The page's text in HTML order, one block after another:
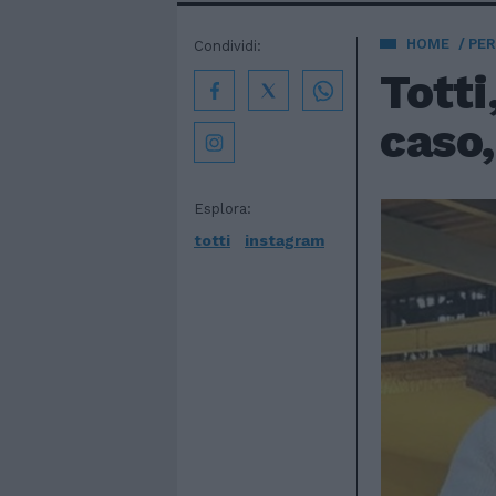
HOME
Esplora:
totti instagram
Condividi: